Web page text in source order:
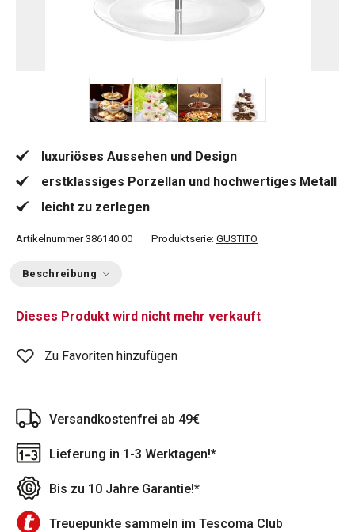
luxuriöses Aussehen und Design
erstklassiges Porzellan und hochwertiges Metall
leicht zu zerlegen
Artikelnummer 386140.00 Produktserie: GUSTITO
Beschreibung
Dieses Produkt wird nicht mehr verkauft
Zu Favoriten hinzufügen
Versandkostenfrei ab 49€
Lieferung in 1-3 Werktagen!*
Bis zu 10 Jahre Garantie!*
Treuepunkte sammeln im Tescoma Club